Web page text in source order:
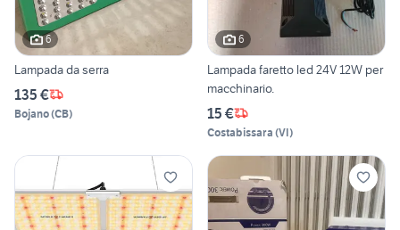
6
Lampada da serra
135 €
Bojano(CB)
6
Lampada faretto led 24V 12W per
macchinario.
15 €
Costabissara (VI)